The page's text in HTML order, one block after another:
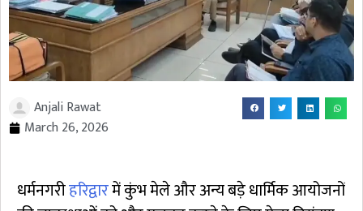
Anjali Rawat
March 26, 2026
धर्मनगरीहरिद्वारमें कुंभ मेले और अन्य बड़े धार्मिक आयोजनों